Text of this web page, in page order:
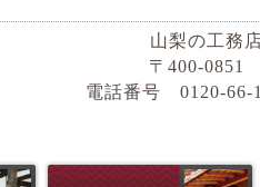
山梨の工務
〒400-0851
電話番号 0120-66-